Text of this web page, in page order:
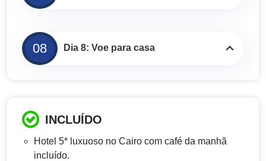
08 Dia 8: Voe para casa
INCLUÍDO
Hotel 5* luxuoso no Cairo com café da manhã
incluído.